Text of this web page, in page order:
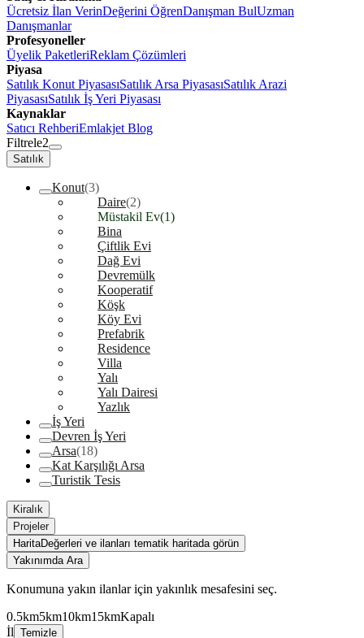
Ücretsiz İlan VerinDeğerini ÖğrenDanışman BulUzman
Danışmanlar
Profesyoneller
Üyelik PaketleriReklam Çözümleri
Piyasa
Satılık Konut PiyasasıSatılık Arsa PiyasasıSatılık Arazi
PiyasasıSatılık İş Yeri Piyasası
Kaynaklar
Satıcı RehberiEmlakjet Blog
Filtrele2
Satılık
Konut(3)
Daire(2)
Müstakil Ev(1)
Bina
Çiftlik Evi
Dağ Evi
Devremülk
Kooperatif
Köşk
Köy Evi
Prefabrik
Residence
Villa
Yalı
Yalı Dairesi
Yazlık
İş Yeri
Devren İş Yeri
Arsa(18)
Kat Karşılığı Arsa
Turistik Tesis
Kiralık
Projeler
HaritaDeğerleri ve ilanları tematik haritada görün
Yakınımda Ara
Konumuna yakın ilanlar için yakınlık mesafesini seç.
0.5km5km10km15kmKapalı
İl Temizle